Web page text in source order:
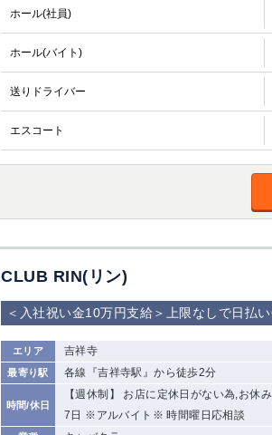
ホール(社員)
ホール(バイト)
送りドライバー
エスコート
CLUB RIN(リン)
＜入社祝い金10万円支給＞上限なしで日払
エリア 吉祥寺
最寄り駅 各線『吉祥寺駅』から徒歩2分
時間/休日
【週休制】 お店に定休日がない為,
7日 ※アルバイト※ 時間曜日応相談